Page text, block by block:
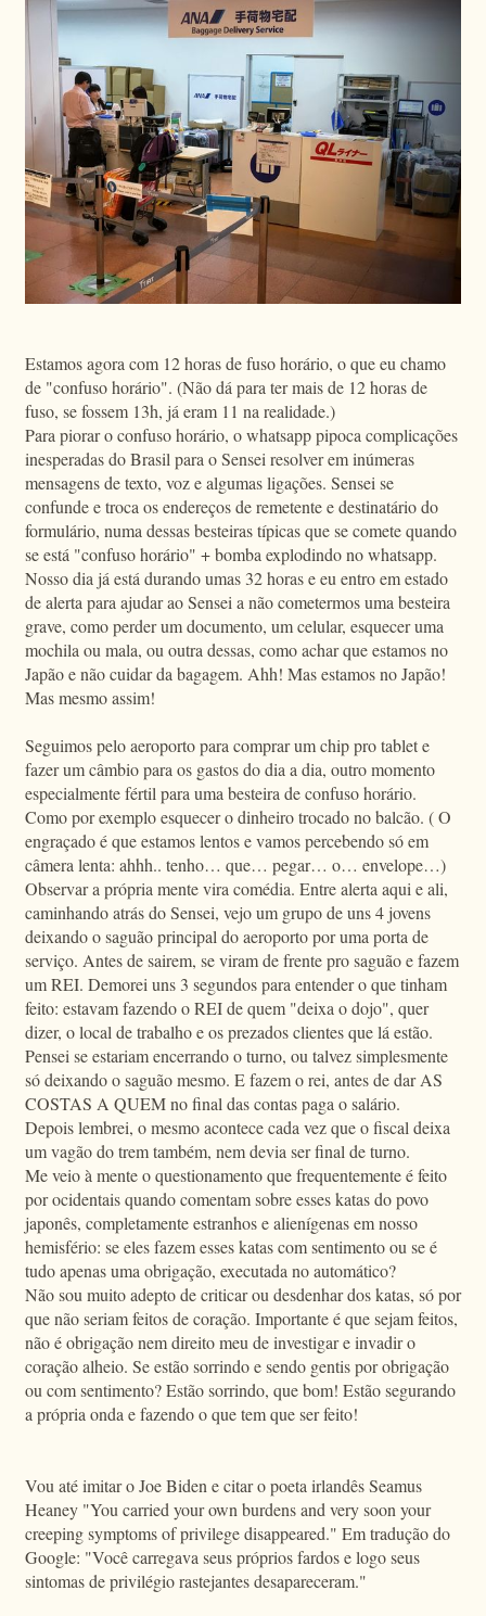
Estamos agora com 12 horas de fuso horário, o que eu chamo
de "confuso horário". (Não dá para ter mais de 12 horas de
fuso, se fossem 13h, já eram 11 na realidade.)
Para piorar o confuso horário, o whatsapp pipoca complicações
inesperadas do Brasil para o Sensei resolver em inúmeras
mensagens de texto, voz e algumas ligações. Sensei se
confunde e troca os endereços de remetente e destinatário do
formulário, numa dessas besteiras típicas que se comete quando
se está "confuso horário" + bomba explodindo no whatsapp.
Nosso dia já está durando umas 32 horas e eu entro em estado
de alerta para ajudar ao Sensei a não cometermos uma besteira
grave, como perder um documento, um celular, esquecer uma
mochila ou mala, ou outra dessas, como achar que estamos no
Japão e não cuidar da bagagem. Ahh! Mas estamos no Japão!
Mas mesmo assim!
Seguimos pelo aeroporto para comprar um chip pro tablet e
fazer um câmbio para os gastos do dia a dia, outro momento
especialmente fértil para uma besteira de confuso horário.
Como por exemplo esquecer o dinheiro trocado no balcão. ( O
engraçado é que estamos lentos e vamos percebendo só em
câmera lenta: ahhh.. tenho… que… pegar… o… envelope…)
Observar a própria mente vira comédia. Entre alerta aqui e ali,
caminhando atrás do Sensei, vejo um grupo de uns 4 jovens
deixando o saguão principal do aeroporto por uma porta de
serviço. Antes de sairem, se viram de frente pro saguão e fazem
um REI. Demorei uns 3 segundos para entender o que tinham
feito: estavam fazendo o REI de quem "deixa o dojo", quer
dizer, o local de trabalho e os prezados clientes que lá estão.
Pensei se estariam encerrando o turno, ou talvez simplesmente
só deixando o saguão mesmo. E fazem o rei, antes de dar AS
COSTAS A QUEM no final das contas paga o salário.
Depois lembrei, o mesmo acontece cada vez que o fiscal deixa
um vagão do trem também, nem devia ser final de turno.
Me veio à mente o questionamento que frequentemente é feito
por ocidentais quando comentam sobre esses katas do povo
japonês, completamente estranhos e alienígenas em nosso
hemisfério: se eles fazem esses katas com sentimento ou se é
tudo apenas uma obrigação, executada no automático?
Não sou muito adepto de criticar ou desdenhar dos katas, só por
que não seriam feitos de coração. Importante é que sejam feitos,
não é obrigação nem direito meu de investigar e invadir o
coração alheio. Se estão sorrindo e sendo gentis por obrigação
ou com sentimento? Estão sorrindo, que bom! Estão segurando
a própria onda e fazendo o que tem que ser feito!
Vou até imitar o Joe Biden e citar o poeta irlandês Seamus
Heaney "You carried your own burdens and very soon your
creeping symptoms of privilege disappeared." Em tradução do
Google: "Você carregava seus próprios fardos e logo seus
sintomas de privilégio rastejantes desapareceram."